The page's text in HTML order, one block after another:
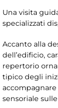
Una visita
specializzati
Accanto alla
dell’edificio,
repertorio
tipico degli
sensoriale